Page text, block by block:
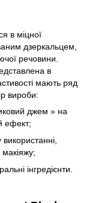
в міцної
дзеркальцем,
речовини.
​​в
мають ряд
вироби:
джем » на
ефект;
макіяжу;
інгредієнти.